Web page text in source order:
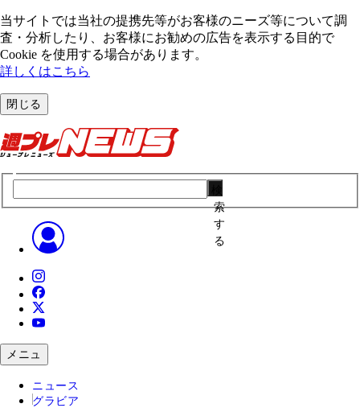
当サイトでは当社の提携先等がお客様のニーズ等について調
査・分析したり、お客様にお勧めの広告を表⽰する⽬的で
Cookie を使⽤する場合があります。
詳しくはこちら
閉じる
索
す
る
メニュ
ニュース
グラビア